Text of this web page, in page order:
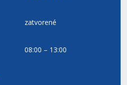
zatvorené
08:00 – 13:00